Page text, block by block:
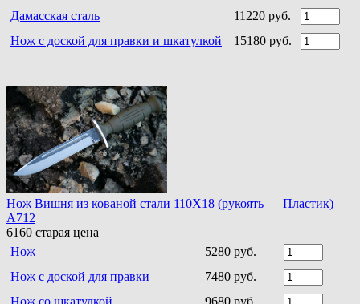
Дамасская сталь
11220 руб.
Нож с доской для правки и шкатулкой
15180 руб.
Нож Вишня из кованой стали 110Х18 (рукоять — Пластик)
A712
6160 старая цена
Нож
5280 руб.
Нож с доской для правки
7480 руб.
Нож со шкатулкой
9680 руб.